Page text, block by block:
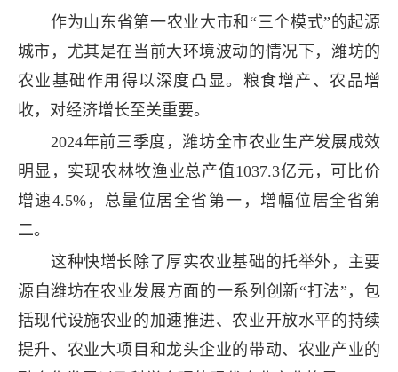
作为山东省第一农业大市和“三个模式”的起源
城市，尤其是在当前大环境波动的情况下，潍坊的
农业基础作用得以深度凸显。粮食增产、农品增
收，对经济增长至关重要。
2024年前三季度，潍坊全市农业生产发展成效
明显，实现农林牧渔业总产值1037.3亿元，可比价
增速4.5%，总量位居全省第一，增幅位居全省第
二。
这种快增长除了厚实农业基础的托举外，主要
源自潍坊在农业发展方面的一系列创新“打法”，包
括现代设施农业的加速推进、农业开放水平的持续
提升、农业大项目和龙头企业的带动、农业产业的